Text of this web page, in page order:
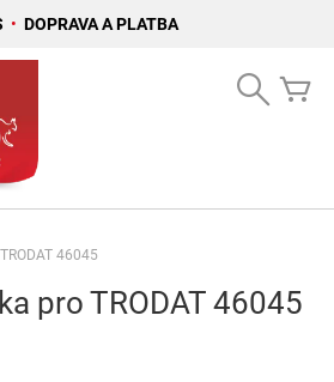
• DOPRAVA A PLATBA
Search
46045
pro TRODAT 46045